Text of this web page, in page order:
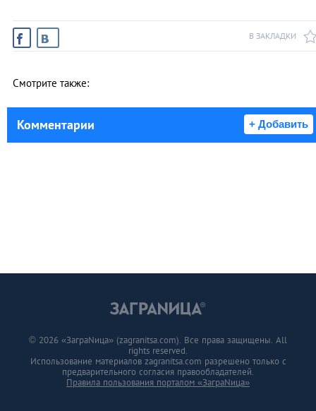
В ЗАКЛАДКИ
Смотрите также:
Комментарии + Добавить
© 2026 «ЗаграNица» (zagranitsa.com). Все права защищены. All
rights reserved.
Использование материалов zagranitsa.com разрешено только с
предварительного согласия правообладателей.
Правила пользования порталом «ЗаграNица»